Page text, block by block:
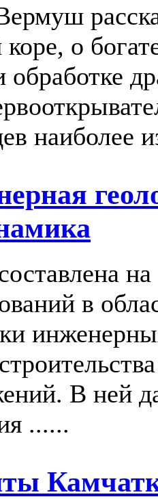
коре, о
обработке
наиболее
в
В ней
......